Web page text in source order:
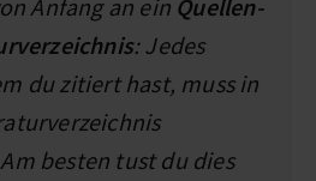
Anfang an ein Quellen-
: Jedes
du zitiert hast, muss in
besten tust du dies